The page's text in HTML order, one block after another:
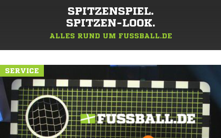
SPITZENSPIEL.
SPITZEN-LOOK.
ALLES RUND UM FUSSBALL.DE
SERVICE